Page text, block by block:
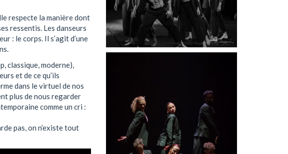
respecte la manière dont
ressentis. Les danseurs
: le corps. Il s’agit d’une
classique, moderne),
et de ce qu’ils
dans le virtuel de nos
plus de nous regarder
comme un cri :
pas, on n’existe tout